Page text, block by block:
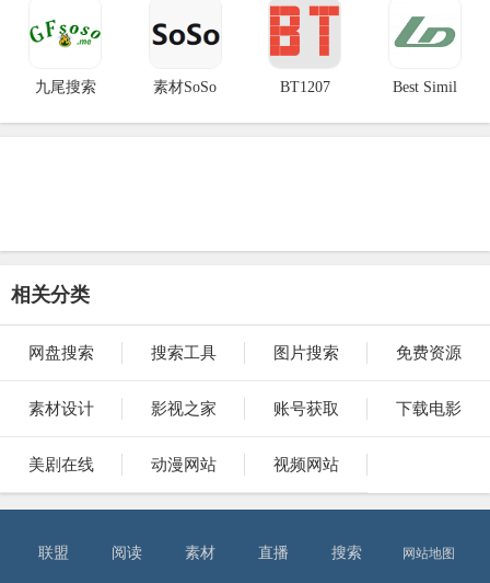
九尾搜索 素材SoSo BT1207 Best Simil
相关分类
网盘搜索 搜索工具 图片搜索 免费资源
素材设计 影视之家 账号获取 下载电影
美剧在线 动漫网站 视频网站
联盟 阅读 素材 直播 搜索 网站地图